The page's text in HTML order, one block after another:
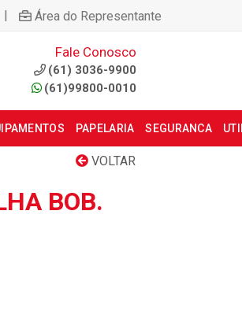
| Área do Representante
Fale Conosco
(61) 3036-9900
(61)99800-0010
PAPELARIA SEGURANCA
VOLTAR
BOB.